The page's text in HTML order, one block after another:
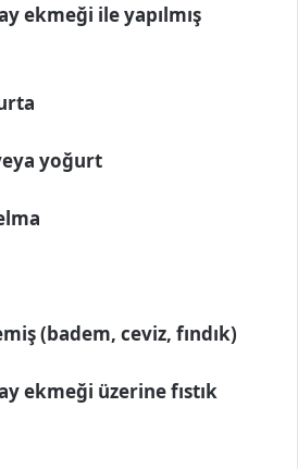
ekmeği ile yapılmış
yoğurt
(badem, ceviz, fındık)
ekmeği üzerine fıstık